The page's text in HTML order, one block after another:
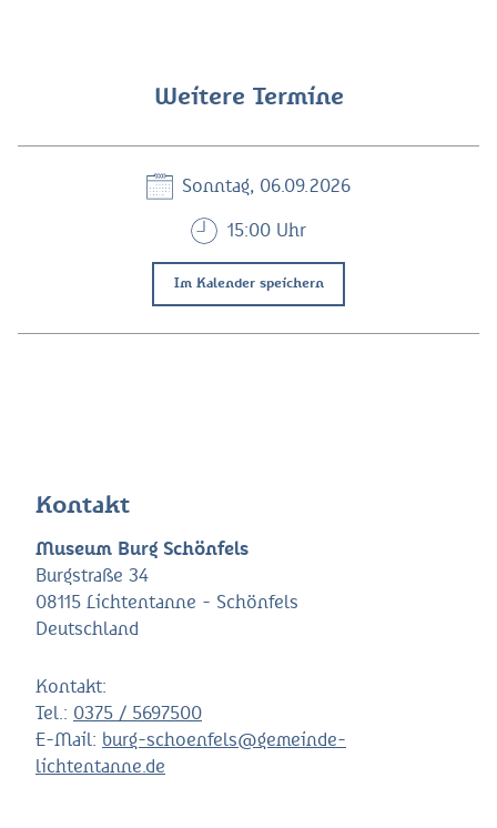
Weitere Termine
Sonntag, 06.09.2026
15:00 Uhr
Im Kalender speichern
Kontakt
Museum Burg Schönfels
Burgstraße 34
08115 Lichtentanne - Schönfels
Deutschland
Kontakt:
Tel.: 0375 / 5697500
E-Mail: burg-schoenfels@gemeinde-
lichtentanne.de